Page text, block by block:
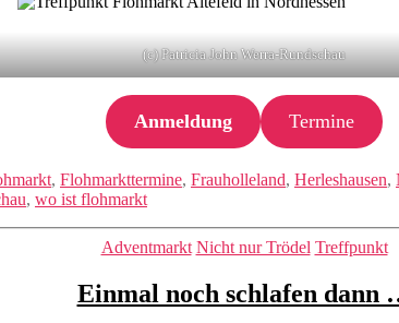
(c) Patricia John Werra-Rundschau
Anmeldung Termine
, Flohmarkttermine, Frauholleland, Herleshausen,
, wo ist flohmarkt
Kategorien
Adventmarkt Nicht nur Trödel Treffpunkt
Einmal noch schlafen dann